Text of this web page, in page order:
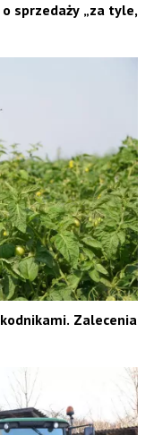
o sprzedaży „za tyle,
Zalecenia